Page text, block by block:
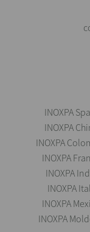
INOXPA
INOXPA
INOXPA
INOXPA
INOXPA
INOXPA
INOXPA
INOXPA